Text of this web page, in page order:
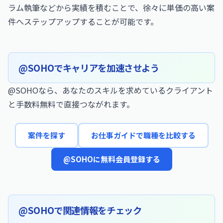
ラム執筆などから実績を積むことで、徐々に単価の高い案
件へステップアップすることが可能です。
@SOHOでキャリアを加速させよう
@SOHOなら、あなたのスキルを求めているクライアント
と手数料無料で直接つながれます。
案件を探す お仕事ガイドで職種を比較する
@SOHOに無料会員登録する
@SOHOで関連情報をチェック